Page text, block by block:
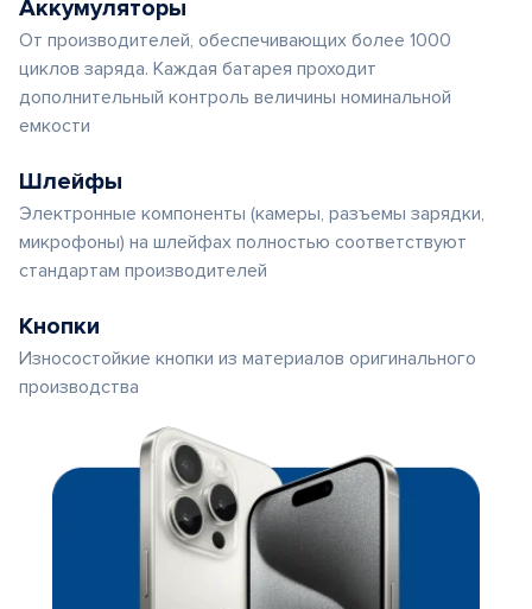
Аккумуляторы
От производителей, обеспечивающих более 1000
циклов заряда. Каждая батарея проходит
дополнительный контроль величины номинальной
емкости
Шлейфы
Электронные компоненты (камеры, разъемы зарядки,
микрофоны) на шлейфах полностью соответствуют
стандартам производителей
Кнопки
Износостойкие кнопки из материалов оригинального
производства